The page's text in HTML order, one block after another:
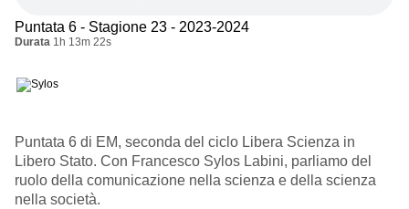
Puntata 6 - Stagione 23 - 2023-2024
Durata 1h 13m 22s
Puntata 6 di EM, seconda del ciclo Libera Scienza in
Libero Stato. Con Francesco Sylos Labini, parliamo del
ruolo della comunicazione nella scienza e della scienza
nella società.